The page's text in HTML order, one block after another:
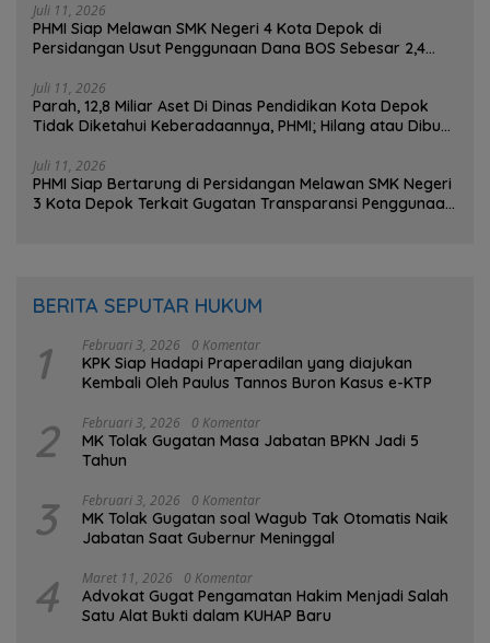
Juli 11, 2026
PHMI Siap Melawan SMK Negeri 4 Kota Depok di
Persidangan Usut Penggunaan Dana BOS Sebesar 2,4
Juli 11, 2026
Parah, 12,8 Miliar Aset Di Dinas Pendidikan Kota Depok
Tidak Diketahui Keberadaannya, PHMI; Hilang atau Dibuat
Juli 11, 2026
PHMI Siap Bertarung di Persidangan Melawan SMK Negeri
3 Kota Depok Terkait Gugatan Transparansi Penggunaan
BERITA SEPUTAR HUKUM
1 Februari 3, 2026 0 Komentar
KPK Siap Hadapi Praperadilan yang diajukan
Kembali Oleh Paulus Tannos Buron Kasus e-KTP
2 Februari 3, 2026 0 Komentar
MK Tolak Gugatan Masa Jabatan BPKN Jadi 5
Tahun
3 Februari 3, 2026 0 Komentar
MK Tolak Gugatan soal Wagub Tak Otomatis Naik
Jabatan Saat Gubernur Meninggal
4 Maret 11, 2026 0 Komentar
Advokat Gugat Pengamatan Hakim Menjadi Salah
Satu Alat Bukti dalam KUHAP Baru